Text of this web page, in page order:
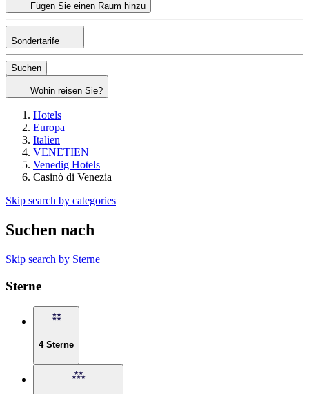
Fügen Sie einen Raum hinzu
Sondertarife
Suchen
Wohin reisen Sie?
Hotels
Europa
Italien
VENETIEN
Venedig Hotels
Casinò di Venezia
Skip search by categories
Suchen nach
Skip search by Sterne
Sterne
4 Sterne